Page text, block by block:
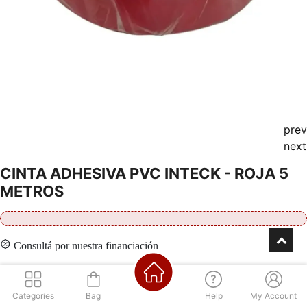
prev
next
CINTA ADHESIVA PVC INTECK - ROJA 5
METROS
Consultá por nuestra financiación
Contáctenos
Categories Bag Help My Account